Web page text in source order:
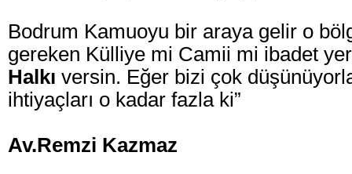
Bodrum Kamuoyu bir araya gelir o
gereken Külliye mi Camii mi ibadet
Halkı versin. Eğer bizi çok
ihtiyaçları o kadar fazla ki”
Av.Remzi Kazmaz